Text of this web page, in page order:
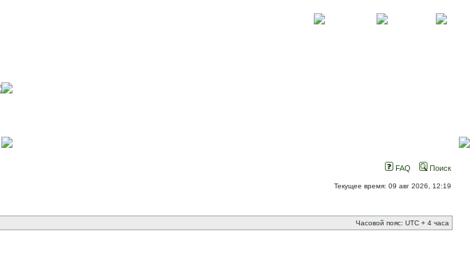
FAQ Поиск
Текущее время: 09 авг 2026, 12:19
Часовой пояс: UTC + 4 часа